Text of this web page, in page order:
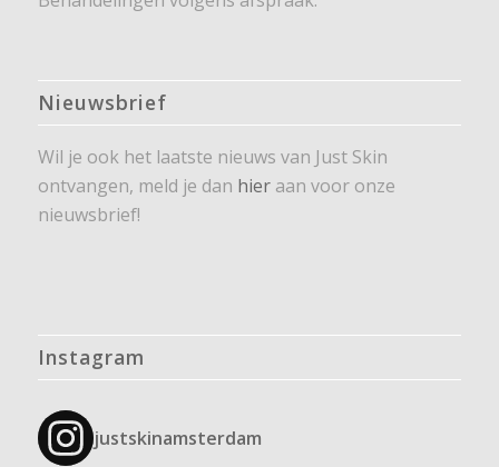
Nieuwsbrief
Wil je ook het laatste nieuws van Just Skin
ontvangen, meld je dan hieraan voor onze
nieuwsbrief!
Instagram
justskinamsterdam